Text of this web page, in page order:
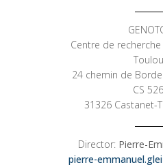
Centre de recherche
24 chemin de Borde
CS
31326 Castanet-
Director: Pierre-
pierre-